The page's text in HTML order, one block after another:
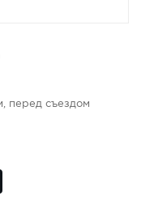
перед съездом